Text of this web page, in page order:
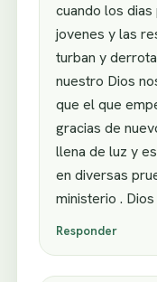
cuando los dias
jovenes y las
turban y
nuestro Dios
que el que
gracias de
llena de luz y
en diversas
ministerio .
Responder